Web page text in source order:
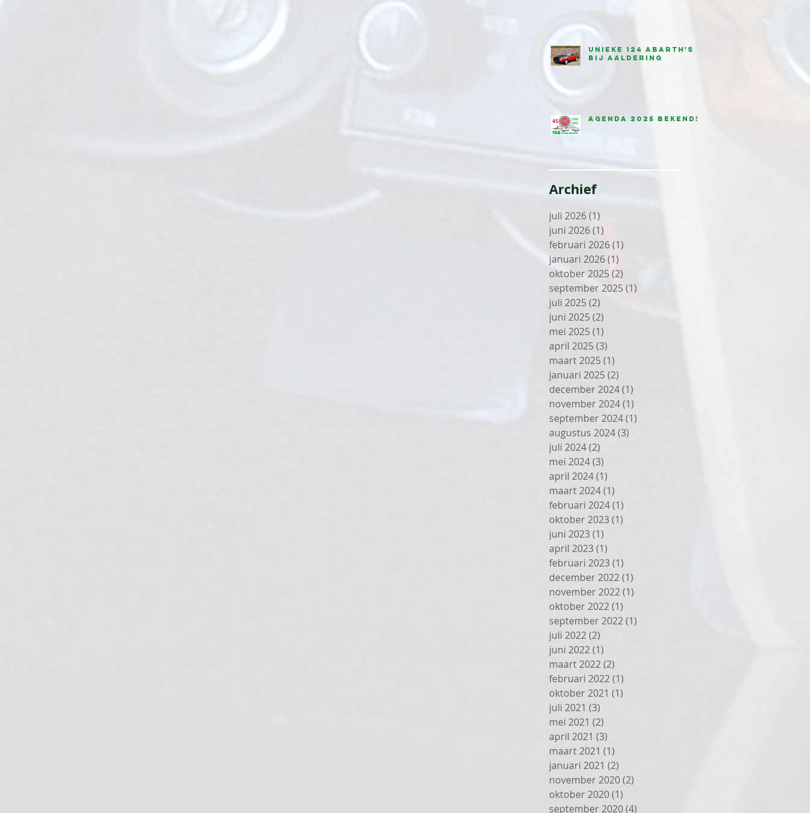
Unieke 124 Abarth's
bij Aaldering
Agenda 2025 bekend!
Archief
juli 2026(1)
juni 2026(1)
februari 2026(1)
januari 2026(1)
oktober 2025(2)
september 2025(1)
juli 2025(2)
juni 2025(2)
mei 2025(1)
april 2025(3)
maart 2025(1)
januari 2025(2)
december 2024(1)
november 2024(1)
september 2024(1)
augustus 2024(3)
juli 2024(2)
mei 2024(3)
april 2024(1)
maart 2024(1)
februari 2024(1)
oktober 2023(1)
juni 2023(1)
april 2023(1)
februari 2023(1)
december 2022(1)
november 2022(1)
oktober 2022(1)
september 2022(1)
juli 2022(2)
juni 2022(1)
maart 2022(2)
februari 2022(1)
oktober 2021 (1)
juli 2021 (3)
mei 2021 (2)
april 2021 (3)
maart 2021 (1)
januari 2021 (2)
november 2020(2)
oktober 2020(1)
september 2020(4)